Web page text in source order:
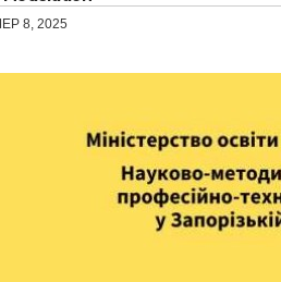
8, 2025